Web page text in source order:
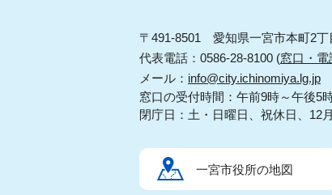
〒491-8501 愛知県一宮市本町2丁
代表電話：0586-28-8100 (窓口・
メール： info@city.ichinomiya.lg.jp
窓口の受付時間：午前9時～午後5
閉庁日：土・日曜日、祝休日、12
一宮市役所の地図